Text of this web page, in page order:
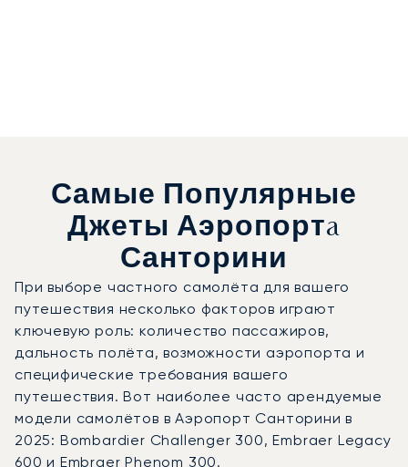
Самые Популярные
Джеты Аэропортa
Санторини
При выборе частного самолёта для вашего
путешествия несколько факторов играют
ключевую роль: количество пассажиров,
дальность полёта, возможности аэропорта и
специфические требования вашего
путешествия. Вот наиболее часто арендуемые
модели самолётов в Аэропорт Санторини в
2025: Bombardier Challenger 300, Embraer Legacy
600 и Embraer Phenom 300.